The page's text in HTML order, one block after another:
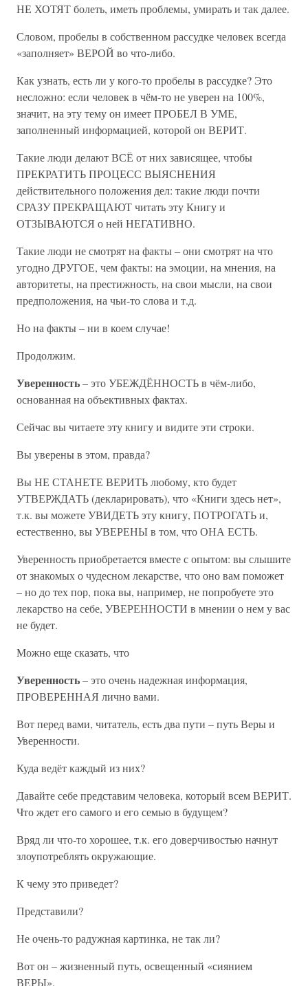
НЕ ХОТЯТ болеть, иметь проблемы, умирать и так далее.
Словом, пробелы в собственном рассудке человек всегда
«заполняет» ВЕРОЙ во что-либо.
Как узнать, есть ли у кого-то пробелы в рассудке? Это
несложно: если человек в чём-то не уверен на 100%,
значит, на эту тему он имеет ПРОБЕЛ В УМЕ,
заполненный информацией, которой он ВЕРИТ.
Такие люди делают ВСЁ от них зависящее, чтобы
ПРЕКРАТИТЬ ПРОЦЕСС ВЫЯСНЕНИЯ
действительного положения дел: такие люди почти
СРАЗУ ПРЕКРАЩАЮТ читать эту Книгу и
ОТЗЫВАЮТСЯ о ней НЕГАТИВНО.
Такие люди не смотрят на факты – они смотрят на что
угодно ДРУГОЕ, чем факты: на эмоции, на мнения, на
авторитеты, на престижность, на свои мысли, на свои
предположения, на чьи-то слова и т.д.
Но на факты – ни в коем случае!
Продолжим.
Уверенность– это УБЕЖДЁННОСТЬ в чём-либо,
основанная на объективных фактах.
Сейчас вы читаете эту книгу и видите эти строки.
Вы уверены в этом, правда?
Вы НЕ СТАНЕТЕ ВЕРИТЬ любому, кто будет
УТВЕРЖДАТЬ (декларировать), что «Книги здесь нет»,
т.к. вы можете УВИДЕТЬ эту книгу, ПОТРОГАТЬ и,
естественно, вы УВЕРЕНЫ в том, что ОНА ЕСТЬ.
Уверенность приобретается вместе с опытом: вы слышите
от знакомых о чудесном лекарстве, что оно вам поможет
– но до тех пор, пока вы, например, не попробуете это
лекарство на себе, УВЕРЕННОСТИ в мнении о нем у вас
не будет.
Можно еще сказать, что
Уверенность– это очень надежная информация,
ПРОВЕРЕННАЯ лично вами.
Вот перед вами, читатель, есть два пути – путь Веры и
Уверенности.
Куда ведёт каждый из них?
Давайте себе представим человека, который всем ВЕРИТ.
Что ждет его самого и его семью в будущем?
Вряд ли что-то хорошее, т.к. его доверчивостью начнут
злоупотреблять окружающие.
К чему это приведет?
Представили?
Не очень-то радужная картинка, не так ли?
Вот он – жизненный путь, освещенный «сиянием
ВЕРЫ».